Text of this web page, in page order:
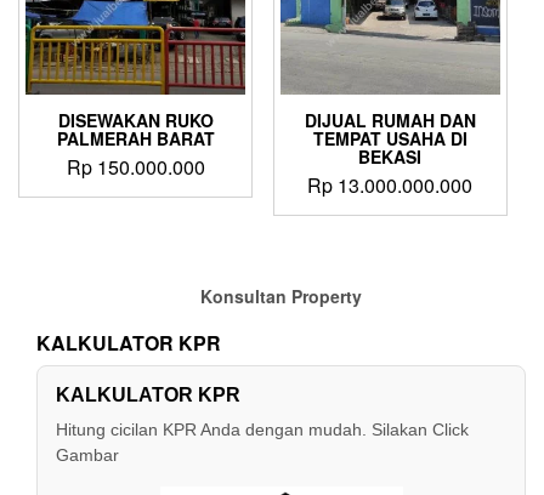
DISEWAKAN RUKO
PALMERAH BARAT
Rp150.000.000
DIJUAL RUMAH DAN
TEMPAT USAHA DI
BEKASI
Rp 13.000.000.000
Konsultan Property
KALKULATOR KPR
KALKULATOR KPR
Hitung cicilan KPR Anda dengan mudah. Silakan Click
Gambar